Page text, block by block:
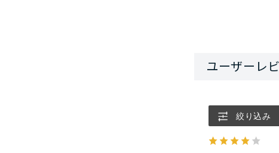
絞り込み